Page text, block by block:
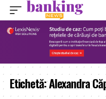
Etichetă:Alexandra